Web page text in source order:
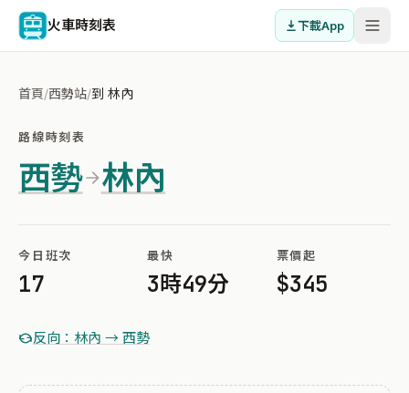
火車時刻表 下載App
首頁/西勢站/到 林內
路線時刻表
西勢 林內
今日班次
17
最快
3時49分
票價起
$345
反向：林內 → 西勢